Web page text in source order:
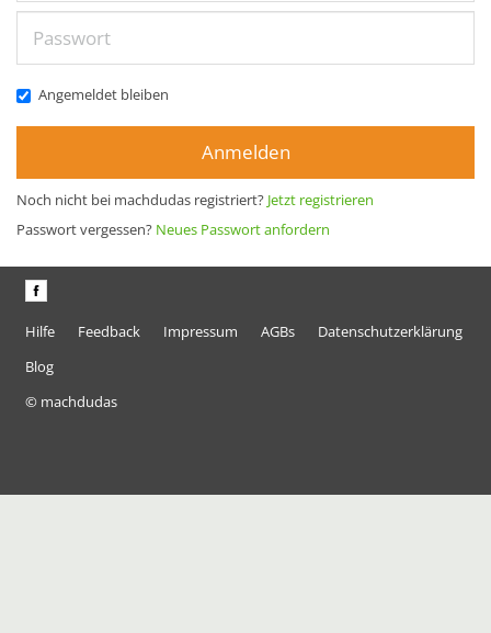
Angemeldet bleiben
Anmelden
Noch nicht bei machdudas registriert? Jetzt registrieren
Passwort vergessen? Neues Passwort anfordern
Hilfe Feedback Impressum AGBs
Datenschutzerklärung
Blog
© machdudas